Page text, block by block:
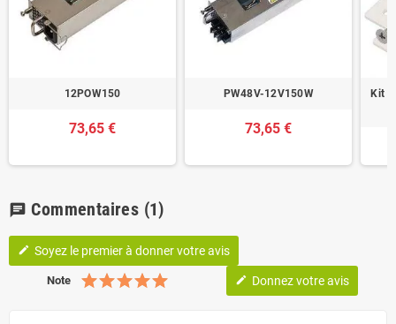
12POW150
73,65 €
PW48V-12V150W
73,65 €
Kit
chat Commentaires (1)
edit Soyez le premier à donner votre avis
Note edit Donnez votre avis